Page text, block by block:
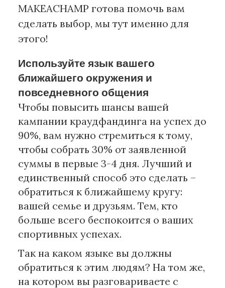
MAKEACHAMP готова помочь вам
сделать выбор, мы тут именно для
этого!
Используйте язык вашего
ближайшего окружения и
повседневного общения
Чтобы повысить шансы вашей
кампании краудфандинга на успех до
90%, вам нужно стремиться к тому,
чтобы собрать 30% от заявленной
суммы в первые 3-4 дня. Лучший и
единственный способ это сделать –
обратиться к ближайшему кругу:
вашей семье и друзьям. Тем, кто
больше всего беспокоится о ваших
спортивных успехах.
Так на каком языке вы должны
обратиться к этим людям? На том же,
на котором вы разговариваете с